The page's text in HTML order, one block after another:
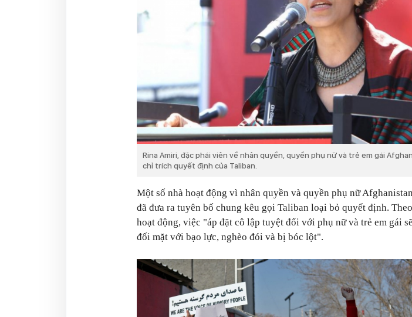
Rina Amiri, đặc phái viên về nhân quyền, quyền phụ nữ và trẻ em gái
chỉ trích quyết định của Taliban.
Một số nhà hoạt động vì nhân quyền và quyền phụ nữ
đã đưa ra tuyên bố chung kêu gọi Taliban loại bỏ quyết định.
hoạt động, việc "áp đặt cô lập tuyệt đối với phụ nữ và trẻ em gái
đối mặt với bạo lực, nghèo đói và bị bóc lột".